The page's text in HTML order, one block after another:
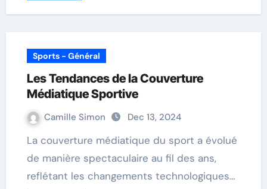
Sports - Général
Les Tendances de la Couverture
Médiatique Sportive
Camille Simon Dec 13, 2024
La couverture médiatique du sport a évolué
de manière spectaculaire au fil des ans,
reflétant les changements technologiques…